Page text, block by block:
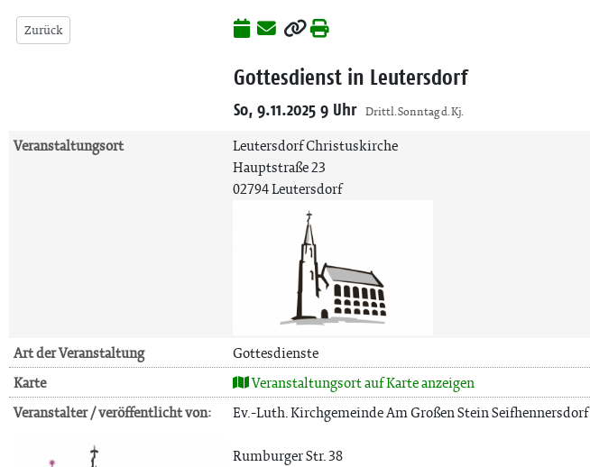
Zurück
Gottesdienst in Leutersdorf
So, 9.11.2025 9 Uhr Drittl. Sonntag d. Kj.
Veranstaltungsort
Leutersdorf Christuskirche
Hauptstraße 23
02794 Leutersdorf
Art der Veranstaltung
Gottesdienste
Karte
Veranstaltungsort auf Karte anzeigen
Veranstalter / veröffentlicht von:
Ev.-Luth. Kirchgemeinde Am Großen Stein Seifhennersdorf
Rumburger Str. 38